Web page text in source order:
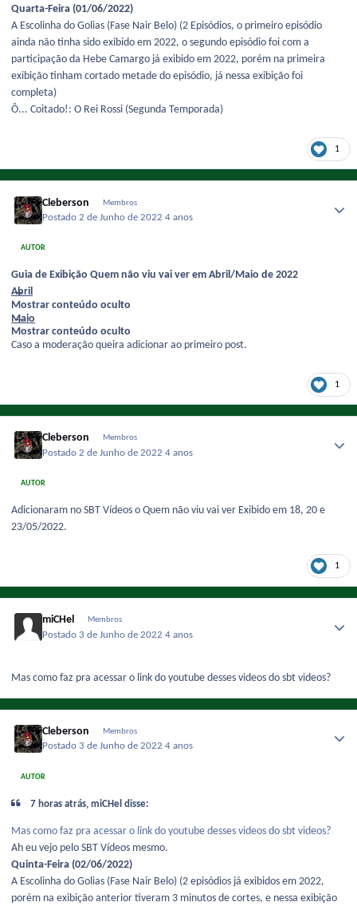
Quarta-Feira (01/06/2022)
A Escolinha do Golias (Fase Nair Belo) (2 Episódios, o primeiro episódio
ainda não tinha sido exibido em 2022, o segundo episódio foi com a
participação da Hebe Camargo já exibido em 2022, porém na primeira
exibição tinham cortado metade do episódio, já nessa exibição foi
completa)
Ô... Coitado!: O Rei Rossi (Segunda Temporada)
1
Cleberson Membros
Postado2 de Junho de 20224 anos
AUTOR
Guia de Exibição Quem não viu vai ver em Abril/Maio de 2022
Abril
Mostrar conteúdo oculto
Maio
Mostrar conteúdo oculto
Caso a moderação queira adicionar ao primeiro post.
1
Cleberson Membros
Postado2 de Junho de 20224 anos
AUTOR
Adicionaram no SBT Vídeos o Quem não viu vai ver Exibido em 18, 20 e
23/05/2022.
1
miCHel Membros
Postado 3 de Junho de 20224 anos
Mas como faz pra acessar o link do youtube desses videos do sbt videos?
Cleberson Membros
Postado 3 de Junho de 20224 anos
AUTOR
7 horas atrás, miCHel disse:
Mas como faz pra acessar o link do youtube desses videos do sbt videos?
Ah eu vejo pelo SBT Vídeos mesmo.
Quinta-Feira (02/06/2022)
A Escolinha do Golias (Fase Nair Belo) (2 episódios já exibidos em 2022,
porém na exibição anterior tiveram 3 minutos de cortes, e nessa exibição